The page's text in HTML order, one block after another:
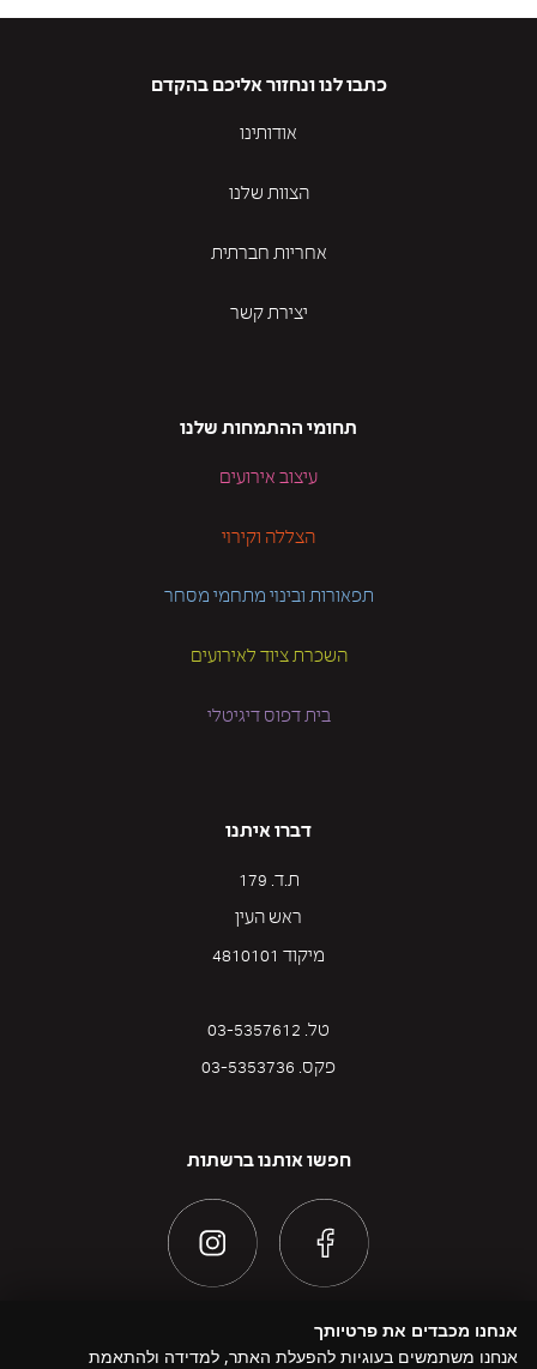
כתבו לנו ונחזור אליכם בהקדם
אודותינו
הצוות שלנו
אחריות חברתית
יצירת קשר
תחומי ההתמחות שלנו
עיצוב אירועים
הצללה וקירוי
תפאורות ובינוי מתחמי מסחר
השכרת ציוד לאירועים
בית דפוס דיגיטלי
דברו איתנו
ת.ד. 179
ראש העין
מיקוד 4810101
טל. 03-5357612
פקס. 03-5353736
חפשו אותנו ברשתות
אנחנו מכבדים את פרטיותך
אנחנו משתמשים בעוגיות להפעלת האתר, למדידה ולהתאמת